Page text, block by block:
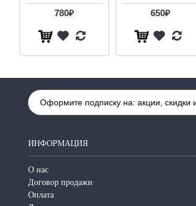
780₽ 650₽
Оформите подписку на: акции, скидки
ИНФОРМАЦИЯ
О нас
Договор продажи
Оплата